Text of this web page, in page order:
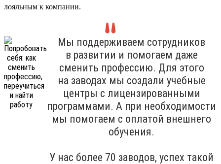
лояльным к компании.
Мы поддерживаем сотрудников
в развитии и помогаем даже
сменить профессию. Для этого
на заводах мы создали учебные
центры с лицензированными
программами. А при необходимости
мы помогаем с оплатой внешнего
обучения.
У нас более 70 заводов, успех такой